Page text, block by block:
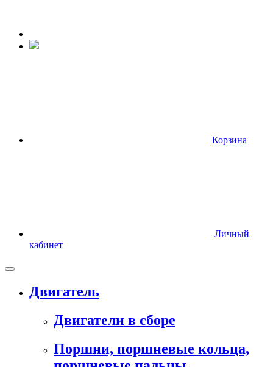
Корзина
Личный
кабинет
Двигатель
Двигатели в сборе
Поршни, поршневые кольца,